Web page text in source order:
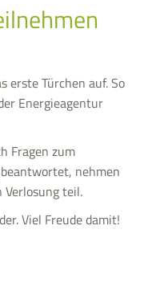
erste Türchen auf. So
Energieagentur
Fragen zum
nehmen
teil.
Viel Freude damit!